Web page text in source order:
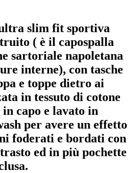
slim fit sportiva
( è il capospalla
sartoriale napoletana
interne), con tasche
e toppe dietro ai
in tessuto di cotone
capo e lavato in
per avere un effetto
foderati e bordati con
ed in più pochette